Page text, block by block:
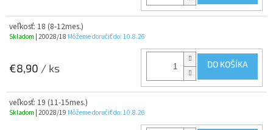
veľkosť: 18 (8-12mes.)
Skladom | 20028/18 Môžeme doručiť do: 10.8.26
€8,90 / ks DO KOŠÍKA
veľkosť: 19 (11-15mes.)
Skladom | 20028/19 Môžeme doručiť do: 10.8.26